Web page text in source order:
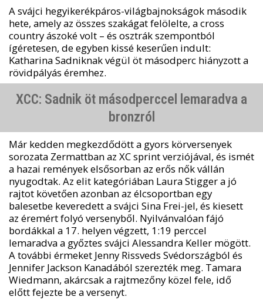
A svájci hegyikerékpáros-világbajnokságok második
hete, amely az összes szakágat felölelte, a cross
country ászoké volt – és osztrák szempontból
ígéretesen, de egyben kissé keserűen indult:
Katharina Sadniknak végül öt másodperc hiányzott a
rövidpályás éremhez.
XCC: Sadnik öt másodperccel lemaradva a
bronzról
Már kedden megkezdődött a gyors körversenyek
sorozata Zermattban az XC sprint verziójával, és ismét
a hazai remények elsősorban az erős nők vállán
nyugodtak. Az elit kategóriában Laura Stigger a jó
rajtot követően azonban az élcsoportban egy
balesetbe keveredett a svájci Sina Frei-jel, és kiesett
az éremért folyó versenyből. Nyilvánvalóan fájó
bordákkal a 17. helyen végzett, 1:19 perccel
lemaradva a győztes svájci Alessandra Keller mögött.
A további érmeket Jenny Rissveds Svédországból és
Jennifer Jackson Kanadából szerezték meg. Tamara
Wiedmann, akárcsak a rajtmezőny közel fele, idő
előtt fejezte be a versenyt.